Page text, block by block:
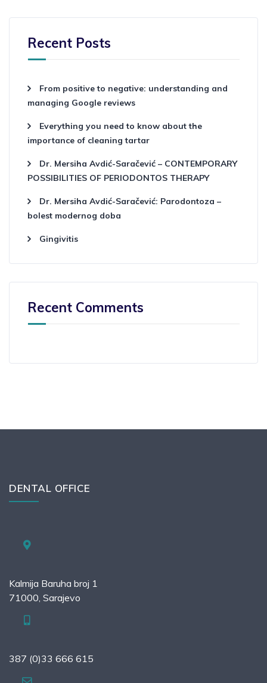
Recent Posts
From positive to negative: understanding and
managing Google reviews
Everything you need to know about the
importance of cleaning tartar
Dr. Mersiha Avdić-Saračević – CONTEMPORARY
POSSIBILITIES OF PERIODONTOS THERAPY
Dr. Mersiha Avdić-Saračević: Parodontoza –
bolest modernog doba
Gingivitis
Recent Comments
DENTAL OFFICE
Kalmija Baruha broj 1
71000, Sarajevo
387 (0)33 666 615